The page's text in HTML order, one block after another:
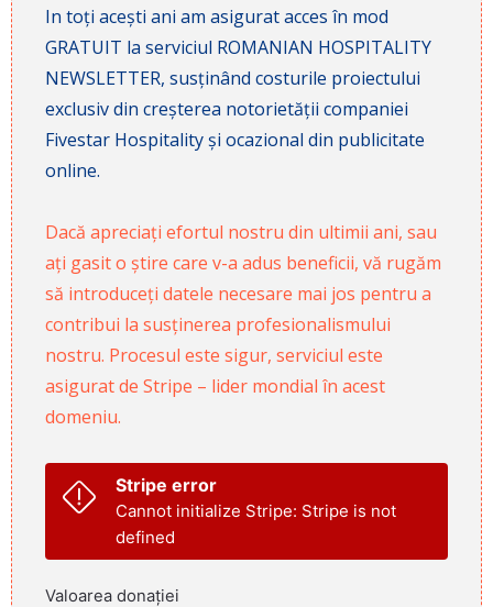
In toți acești ani am asigurat acces în mod
GRATUIT la serviciul ROMANIAN HOSPITALITY
NEWSLETTER, susținând costurile proiectului
exclusiv din creșterea notorietății companiei
Fivestar Hospitality și ocazional din publicitate
online.
Dacă apreciați efortul nostru din ultimii ani, sau
ați gasit o știre care v-a adus beneficii, vă rugăm
să introduceți datele necesare mai jos pentru a
contribui la susținerea profesionalismului
nostru. Procesul este sigur, serviciul este
asigurat de Stripe – lider mondial în acest
domeniu.
Stripe error
Cannot initialize Stripe: Stripe is not
defined
Valoarea donației